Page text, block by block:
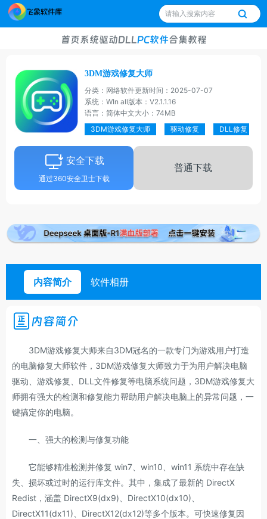
首页系统驱动DLLPC软件合集教程
3DM游戏修复大师
分类：网络软件更新时间：2025-07-07
系统：WIn all版本：V2.1.1.16
语言：简体中文大小：74MB
3DM游戏修复大师
驱动修复 DLL修复
安全下载
通过360安全卫士下载
普通下载
内容简介 软件相册
内容简介
3DM游戏修复大师来自3DM冠名的一款专门为游戏用户打造
的电脑修复大师软件，3DM游戏修复大师致力于为用户解决电脑
驱动、游戏修复、DLL文件修复等电脑系统问题，3DM游戏修复大
师拥有强大的检测和修复能力帮助用户解决电脑上的异常问题，一
键搞定你的电脑。
一、强大的检测与修复功能
它能够精准检测并修复 win7、win10、win11 系统中存在缺
失、损坏或过时的运行库文件。其中，集成了最新的 DirectX
Redist，涵盖 DirectX9(dx9)、DirectX10(dx10)、
DirectX11(dx11)、DirectX12(dx12)等多个版本。可快速修复因